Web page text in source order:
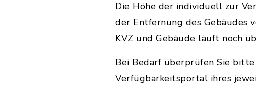
Die Höhe der individuell zur
der Entfernung des Gebäudes
KVZ und Gebäude läuft noch
Bei Bedarf überprüfen Sie
Verfügbarkeitsportal ihres